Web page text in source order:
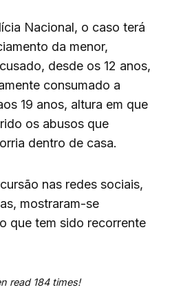
Nacional, o caso terá
da menor,
desde os 12 anos,
consumado a
19 anos, altura em que
os abusos que
dentro de casa.
nas redes sociais,
mostraram-se
que tem sido recorrente
read 184 times!